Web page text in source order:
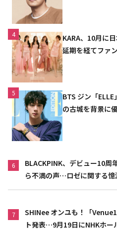
4
KARA、10月に
延期を経てファ
5
BTS ジン「
の古城を背景に
6
BLACKPINK、デビュー10周
ら不満の声…ロゼに関する憶
7
SHINee オンユも！「
ト発表…9月19日にNHKホー